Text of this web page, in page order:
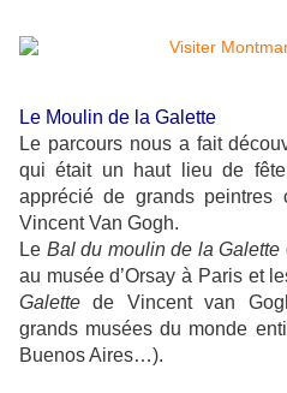
Le Moulin de la Galette
Le parcours nous a fait
qui était un haut lieu de fête
apprécié de grands peintres
Vincent Van Gogh.
Le Bal du moulin de la Galette
au musée d’Orsay à Paris et
Galette de Vincent van
grands musées du monde
Buenos Aires…).